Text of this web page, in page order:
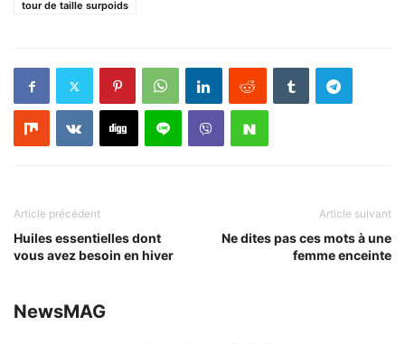
tour de taille surpoids
Article précédent
Huiles essentielles dont
vous avez besoin en hiver
Article suivant
Ne dites pas ces mots à une
femme enceinte
NewsMAG